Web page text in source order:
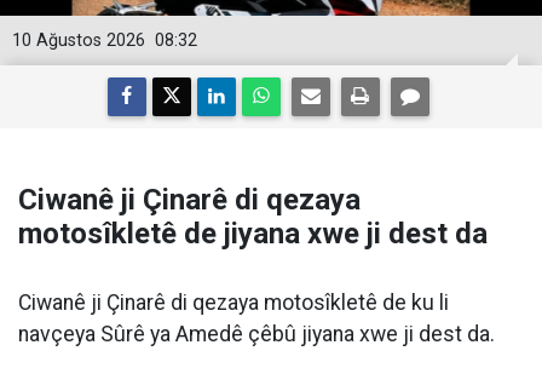
08:32
10 Ağustos 2026
Ciwanê ji Çinarê di qezaya
motosîkletê de jiyana xwe ji dest da
Ciwanê ji Çinarê di qezaya motosîkletê de ku li
navçeya Sûrê ya Amedê çêbû jiyana xwe ji dest da.